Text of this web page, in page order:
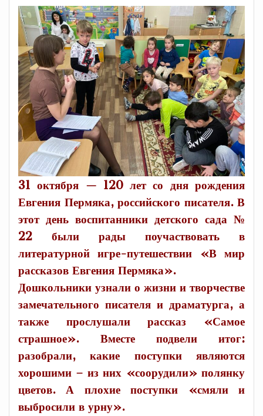
31 октября — 120 лет со дня рождения
Евгения Пермяка, российского писателя. В
этот день воспитанники детского сада №
22 были рады поучаствовать в
литературной игре-путешествии «В мир
рассказов Евгения Пермяка».
Дошкольники узнали о жизни и творчестве
замечательного писателя и драматурга, а
также прослушали рассказ «Самое
страшное». Вместе подвели итог:
разобрали, какие поступки являются
хорошими – из них «соорудили» полянку
цветов. А плохие поступки «смяли и
выбросили в урну».